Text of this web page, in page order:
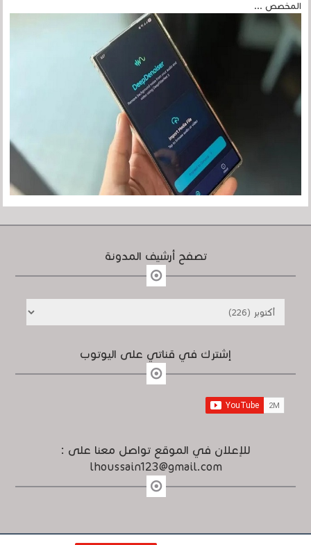
المخصص ...
تصفح أرشيف المدونة
إشترك في قناتي على اليوتوب
للإعلان في الموقع تواصل معنا على :
lhoussain123@gmail.com